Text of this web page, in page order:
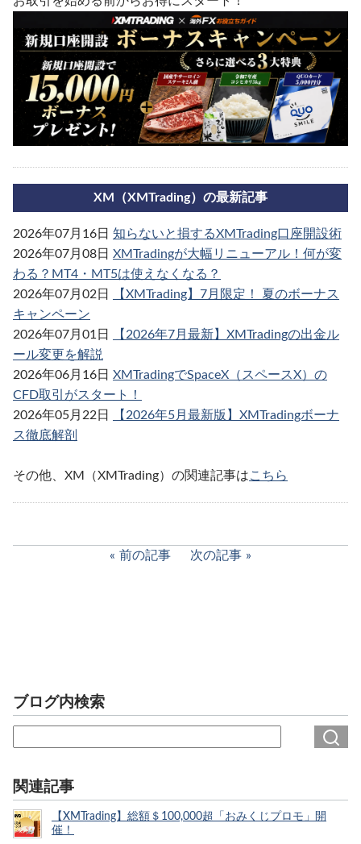
XM（XMTrading）の最新記事
2026年07月16日 知らないと損するXMTrading口座開設術
2026年07月08日 XMTradingが大幅リニューアル！何が変
わる？MT4・MT5は使えなくなる？
2026年07月02日
【XMTrading】7月限定！ 夏のボーナス
キャンペーン
2026年07月01日
【2026年7月最新】XMTradingの出金ル
ール変更を解説
2026年06月16日 XMTradingでSpaceX（スペースX）の
CFD取引がスタート！
2026年05月22日
【2026年5月最新版】XMTradingボーナ
ス徹底解剖
その他、XM（XMTrading）の関連記事はこちら
前の記事 次の記事
ブログ内検索
関連記事
【XMTrading】総額＄100,000超「おみくじプロモ」開
催！